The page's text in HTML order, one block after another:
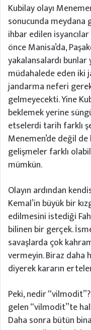
Kubilay olayı
sonucunda meydana
ihbar edilen
önce Manisa’da,
yakalansalardı
müdahalede eden iki
jandarma neferi
gelmeyecekti. Yine
beklemek yerine
etselerdi tarih farklı
Menemen’de değil
gelişmeler farklı
mümkün.
Olayın ardından
Kemal’in büyük bir
edilmesini istediği
bilinen bir gerçek.
savaşlarda çok
vermeyin. Biraz daha
diyerek kararın
Peki, nedir
gelen “vilmodit”te
Daha sonra bütün